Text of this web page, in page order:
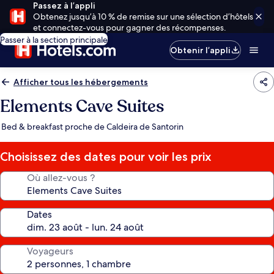
Passez à l’appli
Obtenez jusqu’à 10 % de remise sur une sélection d’hôtels
et connectez-vous pour gagner des récompenses.
Passer à la section principale
Obtenir l’appli
Afficher tous les hébergements
Elements Cave Suites
Bed & breakfast proche de Caldeira de Santorin
Choisissez des dates pour voir les prix
Où allez-vous ?
Dates
Voyageurs